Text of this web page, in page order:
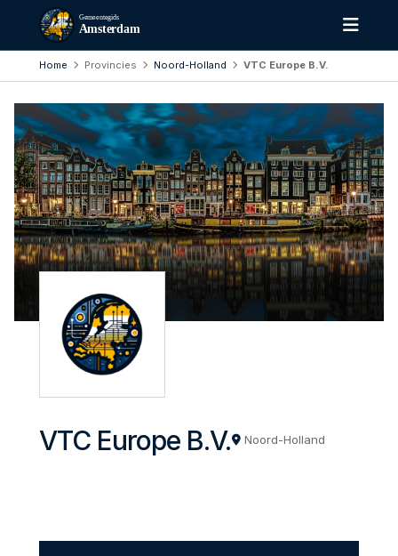
Gemeentegids
Amsterdam
Home Provincies Noord-Holland VTC Europe B.V.
VTC Europe B.V. Noord-Holland